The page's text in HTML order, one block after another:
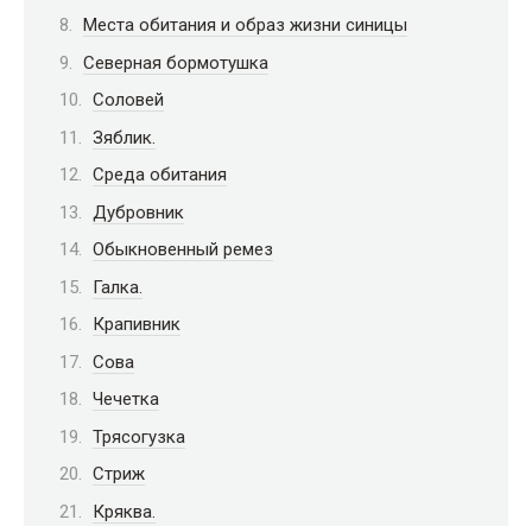
Места обитания и образ жизни синицы
Северная бормотушка
Соловей
Зяблик.
Среда обитания
Дубровник
Обыкновенный ремез
Галка.
Крапивник
Сова
Чечетка
Трясогузка
Стриж
Кряква.